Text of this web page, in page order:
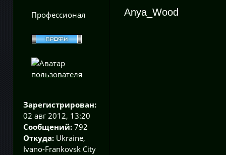
Профессионал
Зарегистрирован:
02 авг 2012, 13:20
Сообщений: 792
Откуда: Ukraine,
Ivano-Frankovsk City
Anya_Wood